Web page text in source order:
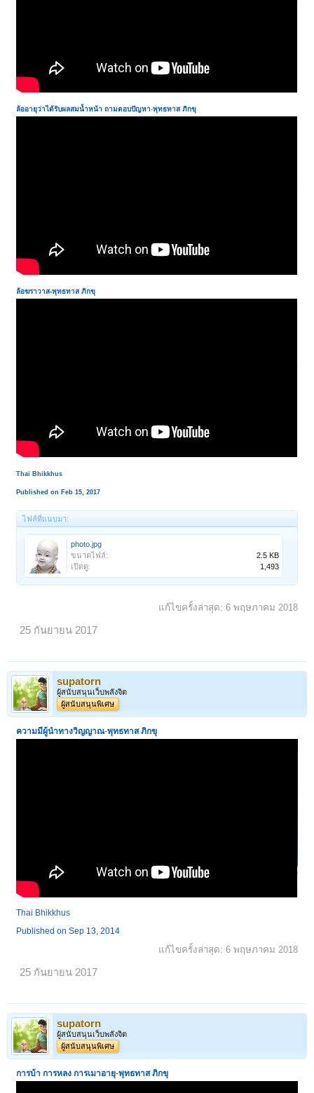
ล้ออายุว่าได้รับผลสมน้ำหน้า ถามตอบปัญหา-พุทธทาส ภิกขุ
ล้อฆราวาส-พุทธทาส ภิกขุ
Thai Bhikkhus
Published on Feb 15, 2017
ไฟล์ที่แนบมา:
photo.jpg
ขนาดไฟล์:
2.5 KB
เปิดดู:
1,493
แก้ไขครั้งล่าสุด: 6 พฤษภาคม 2018
25 กันยายน 2017
supatorn
ผู้สนับสนุนเว็บพลังจิต
ผู้สนับสนุนพิเศษ
ความมีผู้นำทางวิญญาณ-พุทธทาส ภิกขุ
Thai Bhikkhus
Published on Sep 13, 2014
แก้ไขครั้งล่าสุด: 6 พฤษภาคม 2018
25 กันยายน 2017
supatorn
ผู้สนับสนุนเว็บพลังจิต
ผู้สนับสนุนพิเศษ
การบ้า การหลง การเมาอายุ-พุทธทาส ภิกขุ